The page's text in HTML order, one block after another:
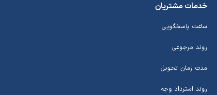
خدمات مشتریان
ساعت پاسخگویی
روند مرجوعی
مدت زمان تحویل
روند استرداد وجه